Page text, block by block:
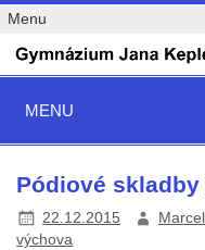
Menu
MENU
Pódiové skladby
22.12.2015
výchova